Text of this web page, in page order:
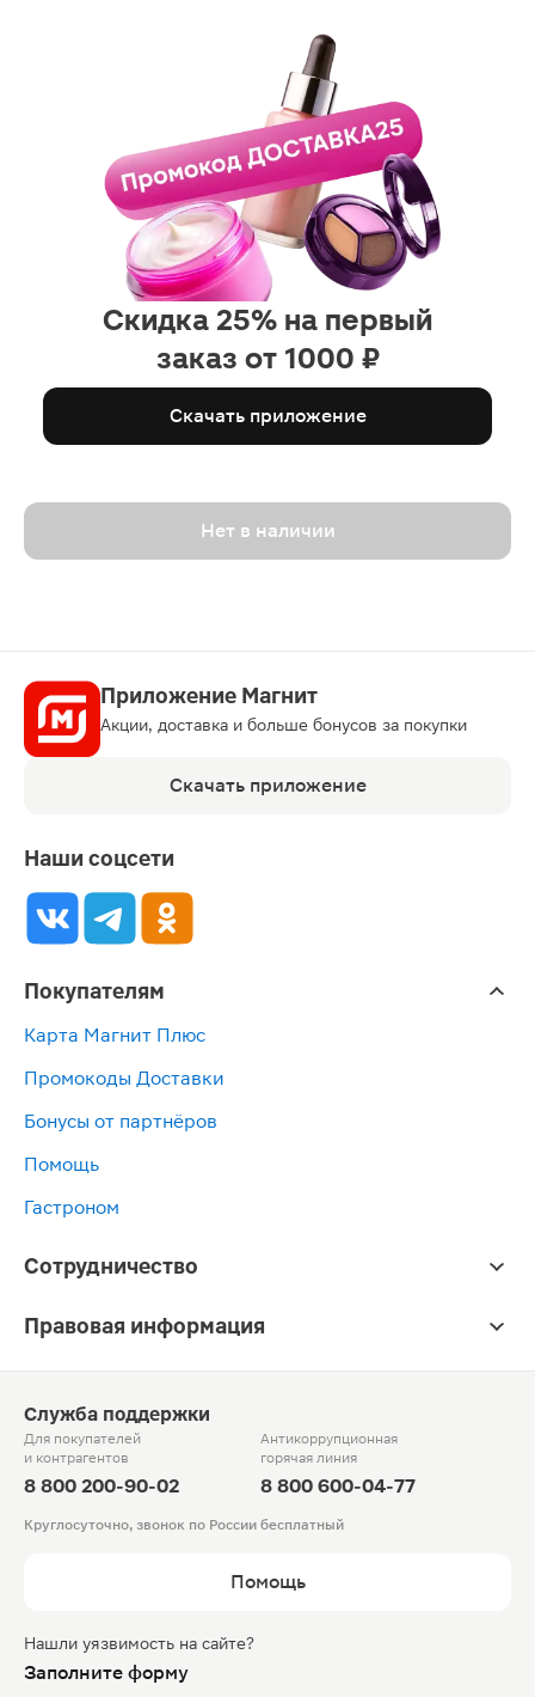
Скидка 25% на первый
заказ от 1000 ₽
Скачать приложение
Нет в наличии
Приложение Магнит
Акции, доставка и больше бонусов за покупки
Скачать приложение
Наши соцсети
Покупателям
Карта Магнит Плюс
Промокоды Доставки
Бонусы от партнёров
Помощь
Гастроном
Сотрудничество
Правовая информация
Служба поддержки
Для покупателей
и контрагентов
8 800 200-90-02
Антикоррупционная
горячая линия
8 800 600-04-77
Круглосуточно, звонок по России бесплатный
Помощь
Нашли уязвимость на сайте?
Заполните форму